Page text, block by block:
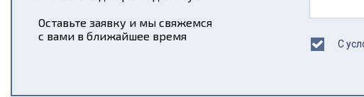
Оставьте заявку и мы свяжемся
с вами в ближайшее время
С